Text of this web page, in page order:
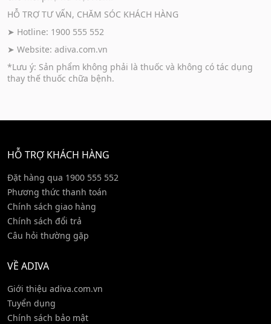
HỖ TRỢ TƯ VẤN, CHĂM SÓC KHÁCH HÀNG
➤ Hotline: 1900 555 552
➤ Website: adiva.com.vn
*Lưu ý: Sản phẩm không phải là thuốc và không có tác dụng
thay thế thuốc chữa bệnh.
HỖ TRỢ KHÁCH HÀNG
Đặt hàng qua 1900 555 552
Phương thức thanh toán
Chính sách giao hàng
Chính sách đổi trả
Câu hỏi thường gặp
VỀ ADIVA
Giới thiệu adiva.com.vn
Tuyển dụng
Chính sách bảo mật